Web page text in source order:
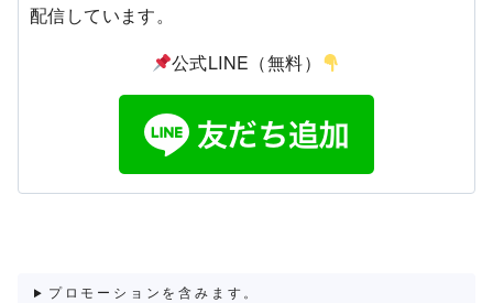
配信しています。
公式LINE（無料）
プロモーションを含みます。